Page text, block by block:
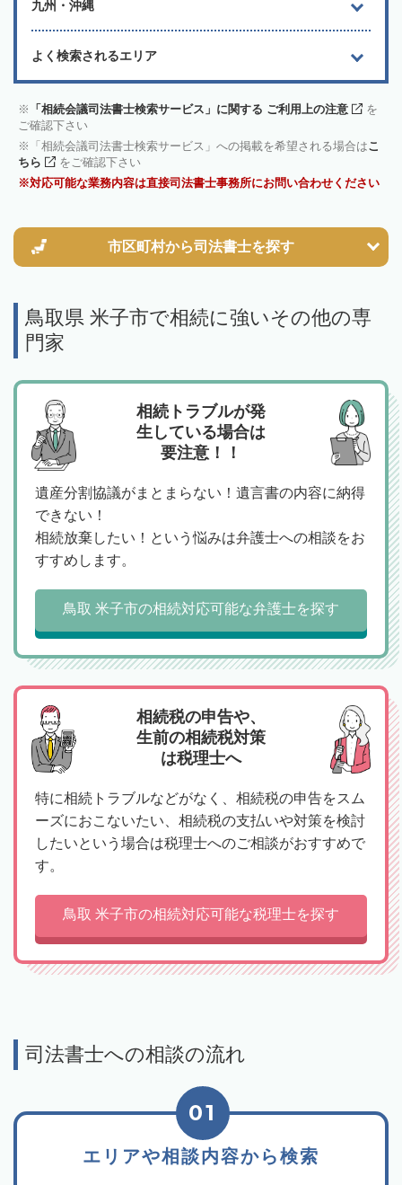
九州・沖縄
よく検索されるエリア
「相続会議司法書士検索サービス」に関する ご利用上の注意
を
ご確認下さい
「相続会議司法書士検索サービス」への掲載を希望される場合はこ
ちら
をご確認下さい
対応可能な業務内容は直接司法書士事務所にお問い合わせください
市区町村から司法書士を探す
鳥取県 米子市で相続に強いその他の専
門家
相続トラブルが発
生している場合は
要注意！！
遺産分割協議がまとまらない！遺言書の内容に納得
できない！
相続放棄したい！という悩みは弁護士への相談をお
すすめします。
鳥取 米子市の相続対応可能な弁護士を探す
相続税の申告や、
生前の相続税対策
は税理士へ
特に相続トラブルなどがなく、相続税の申告をスム
ーズにおこないたい、相続税の支払いや対策を検討
したいという場合は税理士へのご相談がおすすめで
す。
鳥取 米子市の相続対応可能な税理士を探す
司法書士への相談の流れ
エリアや相談内容から検索
01